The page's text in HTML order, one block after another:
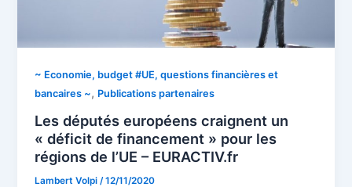
~ Economie, budget #UE, questions financières et
bancaires ~, Publications partenaires
Les députés européens craignent un
« déficit de financement » pour les
régions de l’UE – EURACTIV.fr
Lambert Volpi /12/11/2020